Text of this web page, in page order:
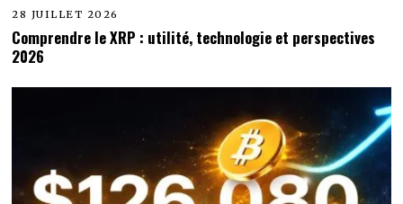
28 JUILLET 2026
Comprendre le XRP : utilité, technologie et perspectives
2026